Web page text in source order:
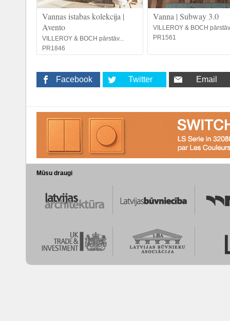
Vannas istabas kolekcija |
Avento
VILLEROY & BOCH pārstāv...
PR1846
Vanna | Subway 3.0
VILLEROY & BOCH
PR1561
Facebook Twitter Email
Mūsu draugi